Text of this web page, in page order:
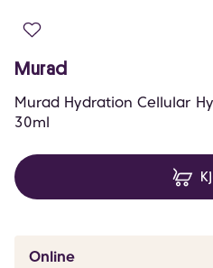
Murad
Murad Hydration Cellular
30ml
Online